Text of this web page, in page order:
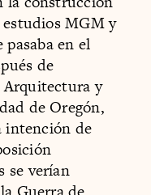
MGM y
pasaba en el
de
Arquitectura y
de Oregón,
intención de
se verían